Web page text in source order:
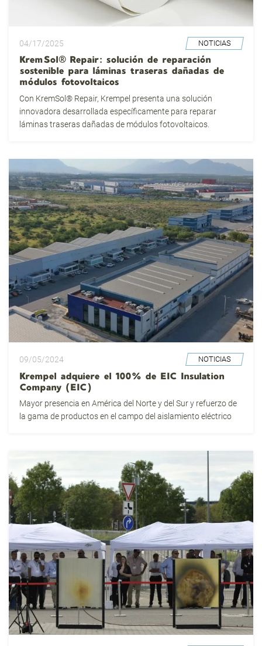
04/17/2025 NOTICIAS
KremSol® Repair: solución de reparación
sostenible para láminas traseras dañadas de
módulos fotovoltaicos
Con KremSol® Repair, Krempel presenta una solución
innovadora desarrollada específicamente para reparar
láminas traseras dañadas de módulos fotovoltaicos.
09/05/2024 NOTICIAS
Krempel adquiere el 100% de EIC Insulation
Company (EIC)
Mayor presencia en América del Norte y del Sur y refuerzo de
la gama de productos en el campo del aislamiento eléctrico